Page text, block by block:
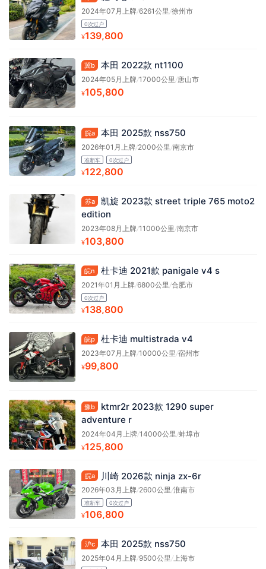
2024年07月上牌/6261公里 /徐州市
0次过户
¥139,800
冀b 本田 2022款 nt1100
2024年05月上牌/17000公里 /唐山市
¥105,800
皖a 本田 2025款 nss750
2026年01月上牌/2000公里 /南京市
准新车 0次过户
¥122,800
苏a
凯旋 2023款 street triple 765 moto2
edition
2023年08月上牌/11000公里 /南京市
¥103,800
皖n 杜卡迪 2021款 panigale v4 s
2021年01月上牌/6800公里 /合肥市
0次过户
¥138,800
皖p 杜卡迪 multistrada v4
2023年07月上牌/10000公里 /宿州市
¥99,800
豫b
ktmr2r 2023款 1290 super
adventure r
2024年04月上牌/14000公里 /蚌埠市
¥125,800
皖a 川崎 2026款 ninja zx-6r
2026年03月上牌/2600公里/淮南市
准新车 0次过户
¥106,800
沪c 本田 2025款 nss750
2025年04月上牌/9500公里/上海市